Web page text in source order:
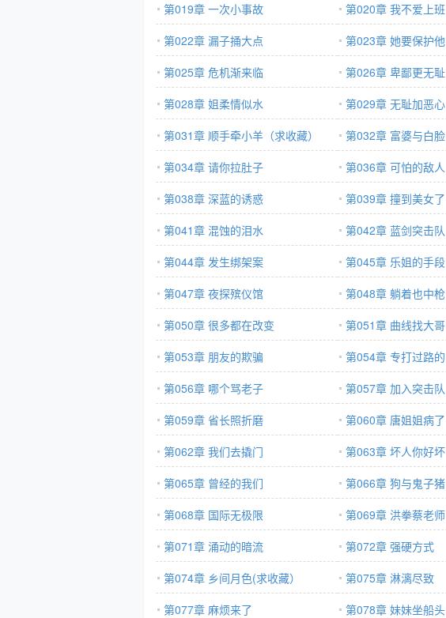
第019章 一次小事故
第020章 我不爱上班
第022章 漏子捅大点
第023章 她要保护他
第025章 危机渐来临
第026章 卑鄙更无耻
第028章 姐柔情似水
第029章 无耻加恶心
第031章 顺手牵小羊（求收藏）
第032章 富婆与白脸
第034章 请你拉肚子
第036章 可怕的敌人
第038章 深蓝的诱惑
第039章 撞到美女了
第041章 混蚀的泪水
第042章 蓝剑突击队
第044章 发生绑架案
第045章 乐姐的手段
第047章 夜探殡仪馆
第048章 躺着也中枪
第050章 很多都在改变
第051章 曲线找大哥
第053章 朋友的欺骗
第054章 专打过路的
第056章 哪个骂老子
第057章 加入突击队
第059章 省长照折磨
第060章 唐姐姐病了
第062章 我们去撬门
第063章 坏人你好坏
第065章 曾经的我们 第066章 狗与鬼子猪
第068章 国际无极限
第069章 洪拳蔡老师
第071章 涌动的暗流
第072章 强硬方式
第074章 乡间月色(求收藏）
第075章 淋漓尽致
第077章 麻烦来了
第078章 妹妹坐船头